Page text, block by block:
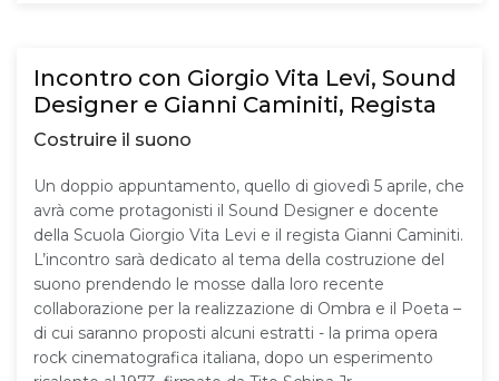
Incontro con Giorgio Vita Levi, Sound
Designer e Gianni Caminiti, Regista
Costruire il suono
Un doppio appuntamento, quello di giovedì 5 aprile, che
avrà come protagonisti il Sound Designer e docente
della Scuola Giorgio Vita Levi e il regista Gianni Caminiti.
L’incontro sarà dedicato al tema della costruzione del
suono prendendo le mosse dalla loro recente
collaborazione per la realizzazione di Ombra e il Poeta –
di cui saranno proposti alcuni estratti - la prima opera
rock cinematografica italiana, dopo un esperimento